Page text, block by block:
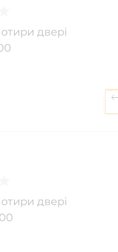
двері
двері